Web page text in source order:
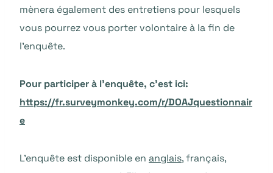
mènera également des entretiens pour lesquels
vous pourrez vous porter volontaire à la fin de
l’enquête.
Pour participer à l’enquête, c’est ici:
https://fr.surveymonkey.com/r/DOAJquestionnair
e
L’enquête est disponible en anglais, français,